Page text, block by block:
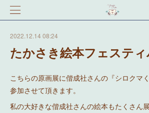
2022.12.14 08:24
たかさき絵本フェステ
こちらの原画展に偕成社さんの『シロクマ
参加させて頂きます。
私の大好きな偕成社さんの絵本もたくさん